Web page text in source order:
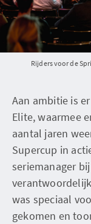
Rijders voor de
Aan ambitie is
Elite, waarmee
aantal jaren
Supercup in
seriemanager
was speciaal
gekomen en